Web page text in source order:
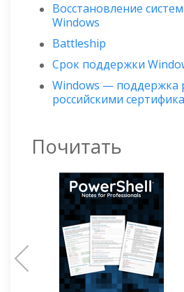
Восстановление
Windows
Battleship
Срок поддержки
Windows — поддержка
российскими
Почитать